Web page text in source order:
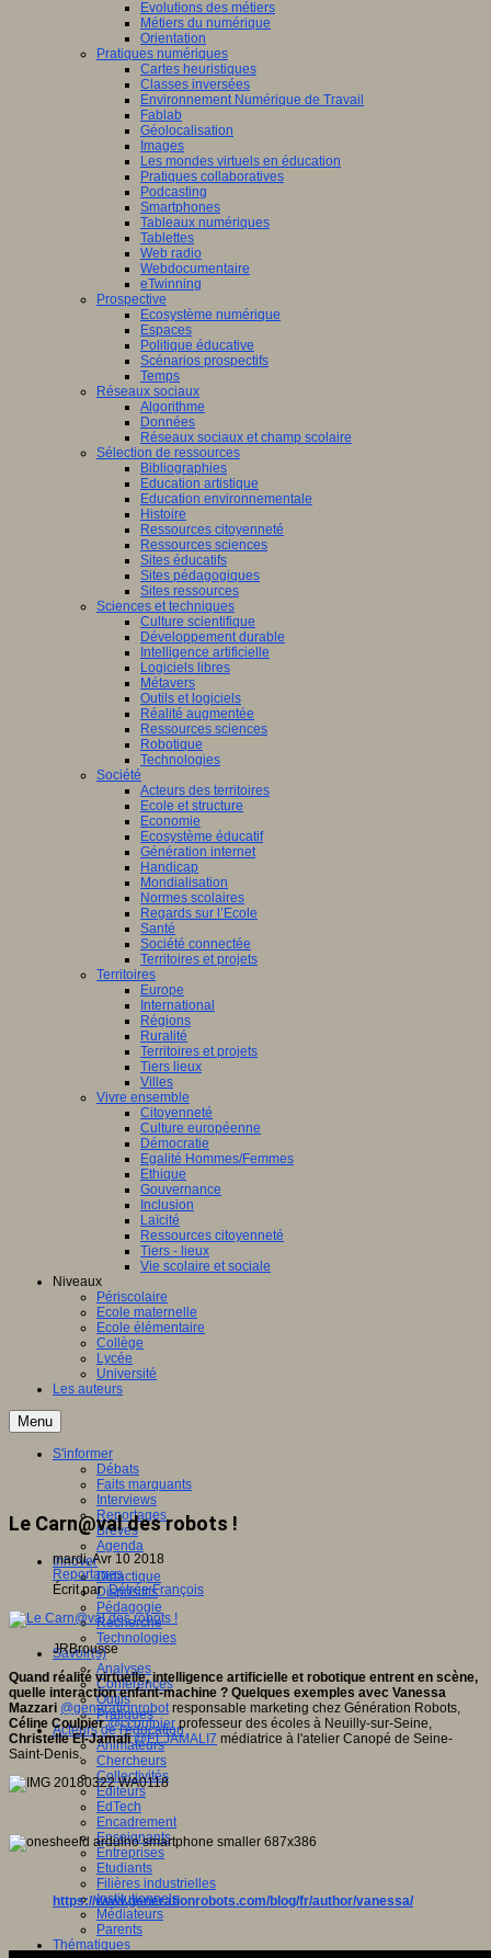
Evolutions des métiers
Métiers du numérique
Orientation
Pratiques numériques
Cartes heuristiques
Classes inversées
Environnement Numérique de Travail
Fablab
Géolocalisation
Images
Les mondes virtuels en éducation
Pratiques collaboratives
Podcasting
Smartphones
Tableaux numériques
Tablettes
Web radio
Webdocumentaire
eTwinning
Prospective
Ecosystème numérique
Espaces
Politique éducative
Scénarios prospectifs
Temps
Réseaux sociaux
Algorithme
Données
Réseaux sociaux et champ scolaire
Sélection de ressources
Bibliographies
Education artistique
Education environnementale
Histoire
Ressources citoyenneté
Ressources sciences
Sites éducatifs
Sites pédagogiques
Sites ressources
Sciences et techniques
Culture scientifique
Développement durable
Intelligence artificielle
Logiciels libres
Métavers
Outils et logiciels
Réalité augmentée
Ressources sciences
Robotique
Technologies
Société
Acteurs des territoires
Ecole et structure
Economie
Ecosystème éducatif
Génération internet
Handicap
Mondialisation
Normes scolaires
Regards sur l’Ecole
Santé
Société connectée
Territoires et projets
Territoires
Europe
International
Régions
Ruralité
Territoires et projets
Tiers lieux
Villes
Vivre ensemble
Citoyenneté
Culture européenne
Démocratie
Egalité Hommes/Femmes
Ethique
Gouvernance
Inclusion
Laïcité
Ressources citoyenneté
Tiers - lieux
Vie scolaire et sociale
Niveaux
Périscolaire
Ecole maternelle
Ecole élémentaire
Collège
Lycée
Université
Les auteurs
Menu
S'informer
Débats
Faits marquants
Interviews
Reportages
Brèves
Agenda
Innover
Didactique
Dispositifs
Pédagogie
Recherche
Technologies
Savoir(s)
Analyses
Conférences
Outils
Pratiques
Acteurs de l'éducation
Animateurs
Chercheurs
Collectivités
Editeurs
EdTech
Encadrement
Enseignants
Entreprises
Etudiants
Filières industrielles
Institutionnels
Médiateurs
Parents
Thématiques
Le Carn@val des robots !
mardi, Avr 10 2018
Reportages
Écrit parDétrée François
JRBrousse
Quand réalité virtuelle, intelligence artificielle et robotique entrent en scène,
quelle interaction enfant-machine ? Quelques exemples avec Vanessa
Mazzari @generationrobotresponsable marketing chez Génération Robots,
Céline Coulpier @ccoulpierprofesseur des écoles à Neuilly-sur-Seine,
Christelle El-Jamali @ELJAMALI7 médiatrice à l'atelier Canopé de Seine-
Saint-Denis.
https://www.generationrobots.com/blog/fr/author/vanessa/